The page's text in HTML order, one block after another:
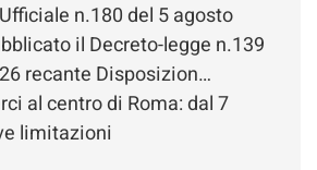
n.180 del 5 agosto
il Decreto-legge n.139
recante Disposizion…